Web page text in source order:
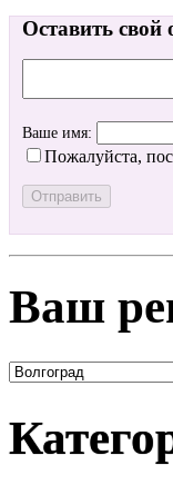
Оставить свой
Ваше имя:
Пожалуйста,
Ваш